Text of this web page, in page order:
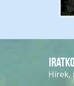
Hírek,